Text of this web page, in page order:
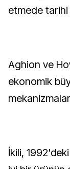
etmede tarihi
Aghion ve
ekonomik
İkili,